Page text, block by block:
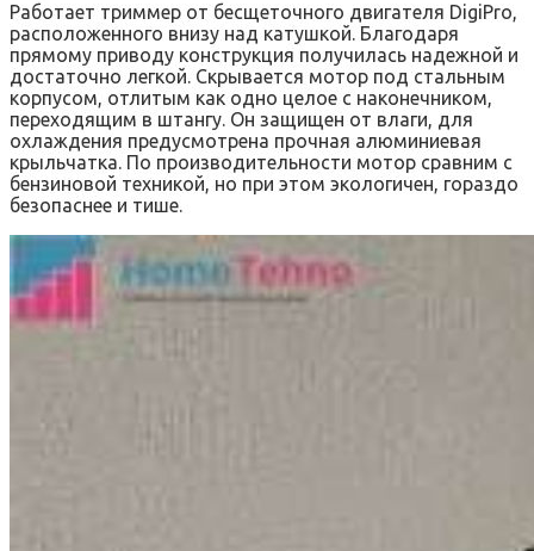
Работает триммер от бесщеточного двигателя DigiPro,
расположенного внизу над катушкой. Благодаря
прямому приводу конструкция получилась надежной и
достаточно легкой. Скрывается мотор под стальным
корпусом, отлитым как одно целое с наконечником,
переходящим в штангу. Он защищен от влаги, для
охлаждения предусмотрена прочная алюминиевая
крыльчатка. По производительности мотор сравним с
бензиновой техникой, но при этом экологичен, гораздо
безопаснее и тише.